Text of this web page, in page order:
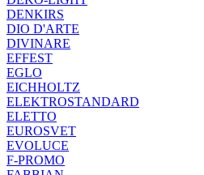
DENKIRS
DIO D'ARTE
DIVINARE
EFFEST
EGLO
EICHHOLTZ
ELEKTROSTANDARD
ELETTO
EUROSVET
EVOLUCE
F-PROMO